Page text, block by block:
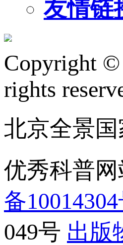
友情链
Copyright ©
rights
北京全景
优秀科普网
备
049号 出版